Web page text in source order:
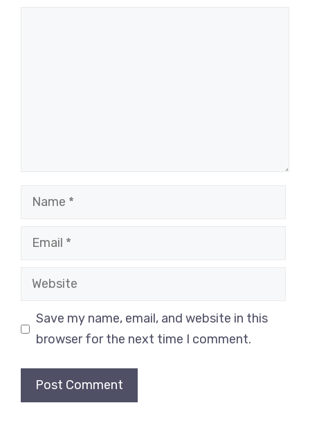
Name
Email
Website
Save my name, email, and website in this
browser for the next time I comment.